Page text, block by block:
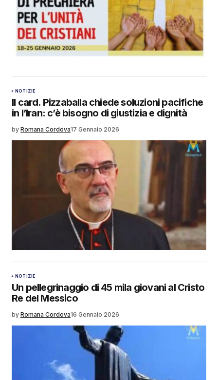
NOTIZIE
Il card. Pizzaballa chiede soluzioni pacifiche
in l’Iran: c’è bisogno di giustizia e dignità
by Romana Cordova17 Gennaio 2026
NOTIZIE
Un pellegrinaggio di 45 mila giovani al Cristo
Re del Messico
by Romana Cordova16 Gennaio 2026